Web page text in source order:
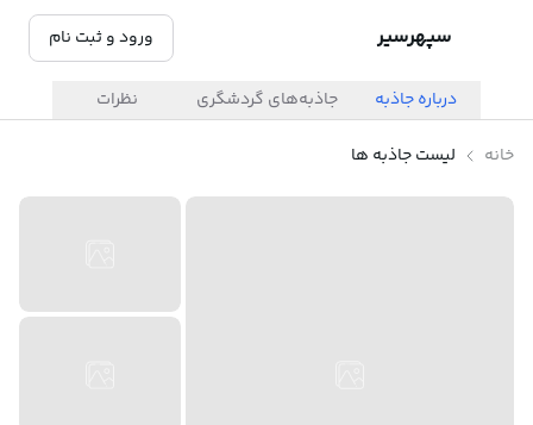
سپهرسیر ورود و ثبت نام
درباره جاذبه جاذبه‌های گردشگری نظرات
خانه لیست جاذبه ها